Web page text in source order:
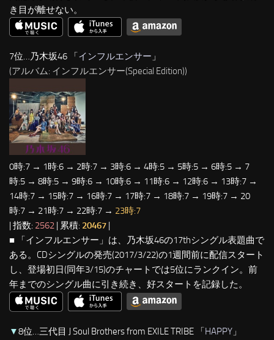
き目が離せない。
7位…乃木坂46 「 インフルエンサー 」
(アルバム: インフルエンサー(Special Edition))
0時:7 → 1時:6 → 2時:7 → 3時:6 → 4時:5 → 5時:5 → 6時:5 → 7
時:5 → 8時:5 → 9時:6 → 10時:6 → 11時:6 → 12時:6 → 13時:7 →
14時:7 → 15時:7 → 16時:7 → 17時:7 → 18時:7 → 19時:7 → 20
時:7 → 21時:7 → 22時:7 → 23時:7
| 指数: 2562 | 累積: 20467
■ 「インフルエンサー」は、乃木坂46の17thシングル表題曲で
ある。CDシングルの発売(2017/3/22)の1週間前に配信スタート
し、登場初日(同年3/15)のチャートでは5位にランクイン。前
年までのシングル曲に引き続き、好スタートを記録した。
▼8位…三代目 J Soul Brothers from EXILE TRIBE 「HAPPY 」